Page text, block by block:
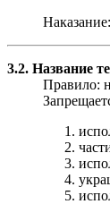
3.2. Название
Правило: